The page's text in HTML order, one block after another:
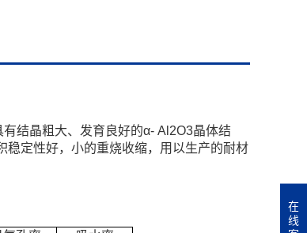
结晶粗大、发育良好的α- Al2O3晶体结
稳定性好，小的重烧收缩，用以生产的耐材
在
线